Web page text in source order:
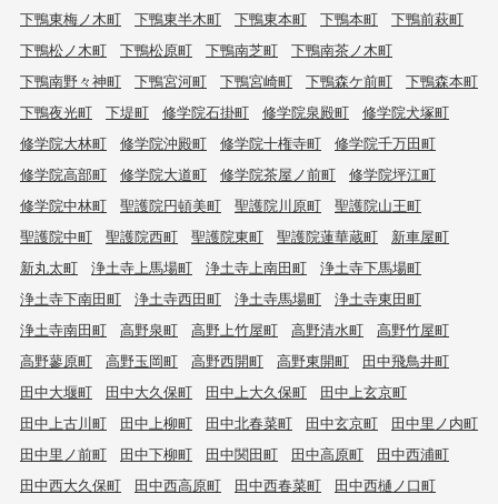
下鴨東梅ノ木町
下鴨東半木町 下鴨東本町 下鴨本町
下鴨前萩町
下鴨松ノ木町
下鴨松原町 下鴨南芝町
下鴨南茶ノ木町
下鴨南野々神町
下鴨宮河町 下鴨宮崎町 下鴨森ケ前町
下鴨森本町
下鴨夜光町
下堤町 修学院石掛町 修学院泉殿町
修学院犬塚町
修学院大林町
修学院沖殿町 修学院十権寺町
修学院千万田町
修学院高部町
修学院大道町 修学院茶屋ノ前町
修学院坪江町
修学院中林町
聖護院円頓美町 聖護院川原町
聖護院山王町
聖護院中町
聖護院西町 聖護院東町 聖護院蓮華蔵町
新車屋町
新丸太町
浄土寺上馬場町 浄土寺上南田町
浄土寺下馬場町
浄土寺下南田町
浄土寺西田町 浄土寺馬場町
浄土寺東田町
浄土寺南田町
高野泉町 高野上竹屋町 高野清水町
高野竹屋町
高野蓼原町
高野玉岡町 高野西開町 高野東開町
田中飛鳥井町
田中大堰町
田中大久保町 田中上大久保町
田中上玄京町
田中上古川町
田中上柳町 田中北春菜町 田中玄京町
田中里ノ内町
田中里ノ前町
田中下柳町 田中関田町 田中高原町
田中西浦町
田中西大久保町
田中西高原町 田中西春菜町
田中西樋ノ口町